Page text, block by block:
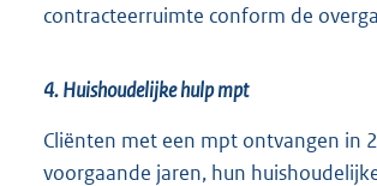
contracteerruimte conform de
4. Huishoudelijke hulp mpt
Cliënten met een mpt ontvangen in
voorgaande jaren, hun